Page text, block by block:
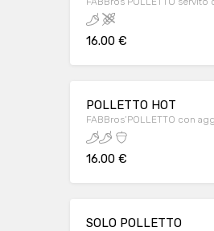
16.00 €
POLLETTO HOT
FABBros’POLLETTO con
16.00 €
SOLO POLLETTO